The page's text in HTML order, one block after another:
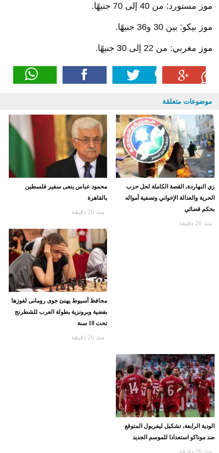
موز مستورد: من 40 إلى 70 جنيهًا.
موز بيكو: بين 30 و36 جنيهًا.
موز مغربي: من 22 إلى 30 جنيهًا.
موضوعات متعلقة
زي النهاردة، القصة الكاملة لحل حزب
الحرية والعدالة الإخواني وتصفية أمواله
بحكم قضائي
منذ 26 دقيقة
محمود عباس ينعى سفير فلسطين
بالقاهرة
منذ 26 دقيقة
محافظ أسيوط يهنئ جوى رومانى لفوزها
بفضية وبرونزية بطولة العرب للشطرنج
تحت 18 سنة
منذ 26 دقيقة
الودية الرابعة، تشكيل ليفربول المتوقع
ضد موناكو استعدادا للموسم الجديد
منذ 26 دقيقة